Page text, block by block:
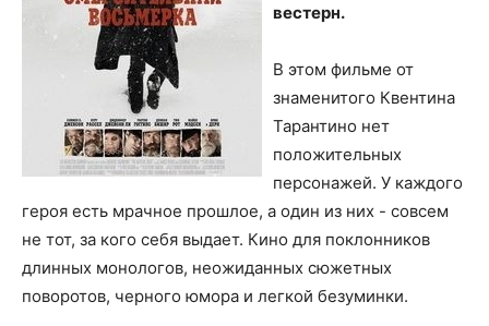
вестерн.
В этом фильме от
знаменитого Квентина
Тарантино нет
положительных
персонажей. У каждого
героя есть мрачное прошлое, а один из них - совсем
не тот, за кого себя выдает. Кино для поклонников
длинных монологов, неожиданных сюжетных
поворотов, черного юмора и легкой безуминки.